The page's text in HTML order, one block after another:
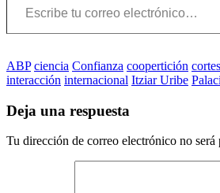
ABP ciencia Confianza coopertición
interacción internacional Itziar Uribe
Deja una respuesta
Tu dirección de correo electrónico no será